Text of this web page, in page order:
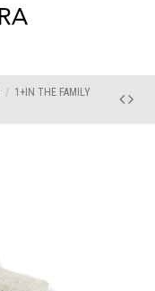
1+IN THE FAMILY